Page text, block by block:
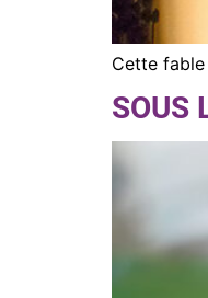
Cette
SOUS